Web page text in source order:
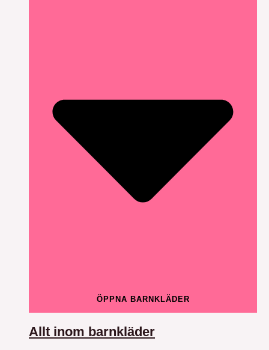
ÖPPNA BARNKLÄDER
Allt inom barnkläder